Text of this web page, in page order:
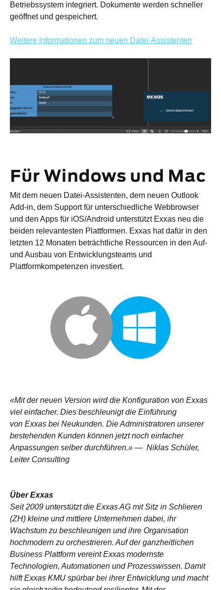
Betriebssystem integriert. Dokumente werden schneller
geöffnet und gespeichert.
Weitere Informationen zum neuen Datei-Assistenten
Für Windows und Mac
Mit dem neuen Datei-Assistenten, dem neuen Outlook
Add-in, dem Support für unterschiedliche Webbrowser
und den Apps für iOS/Android unterstützt Exxas neu die
beiden relevantesten Plattformen. Exxas hat dafür in den
letzten 12 Monaten beträchtliche Ressourcen in den Auf-
und Ausbau von Entwicklungsteams und
Plattformkompetenzen investiert.
«Mit der neuen Version wird die Konfiguration von Exxas
viel einfacher. Dies beschleunigt die Einführung
von Exxas bei Neukunden. Die Administratoren unserer
bestehenden Kunden können jetzt noch einfacher
Anpassungen selber durchführen.» — Niklas Schüler,
Leiter Consulting
Über Exxas
Seit 2009 unterstützt die Exxas AG mit Sitz in Schlieren
(ZH) kleine und mittlere Unternehmen dabei, ihr
Wachstum zu beschleunigen und ihre Organisation
hochmodern zu orchestrieren. Auf der ganzheitlichen
Business Plattform vereint Exxas modernste
Technologien, Automationen und Prozesswissen. Damit
hilft Exxas KMU spürbar bei ihrer Entwicklung und macht